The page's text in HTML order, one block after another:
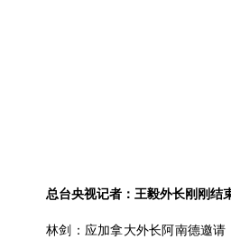
总台央视记者：王毅外长刚刚结
林剑：应加拿大外长阿南德邀